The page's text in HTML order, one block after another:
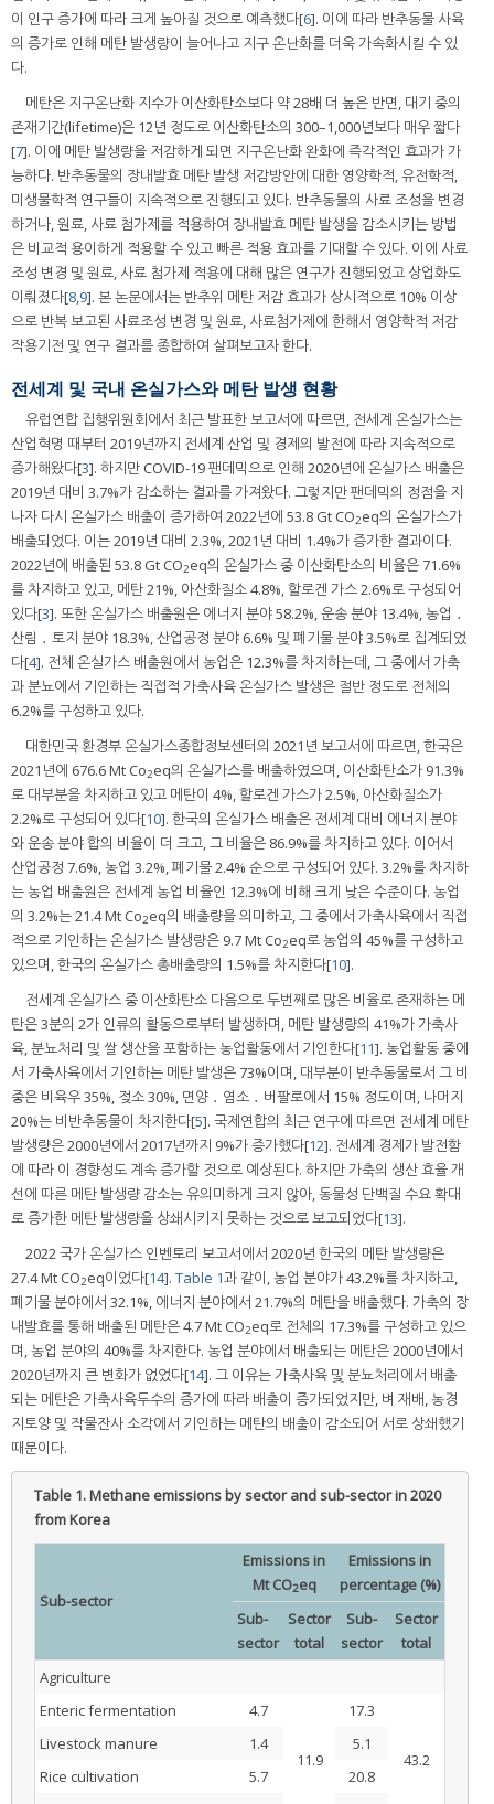
이 인구 증가에 따라 크게 높아질 것으로 예측했다[6]. 이에 따라 반추동물 사육
의 증가로 인해 메탄 발생량이 늘어나고 지구 온난화를 더욱 가속화시킬 수 있
다.
메탄은 지구온난화 지수가 이산화탄소보다 약 28배 더 높은 반면, 대기 중의
존재기간(lifetime)은 12년 정도로 이산화탄소의 300–1,000년보다 매우 짧다
[7]. 이에 메탄 발생량을 저감하게 되면 지구온난화 완화에 즉각적인 효과가 가
능하다. 반추동물의 장내발효 메탄 발생 저감방안에 대한 영양학적, 유전학적,
미생물학적 연구들이 지속적으로 진행되고 있다. 반추동물의 사료 조성을 변경
하거나, 원료, 사료 첨가제를 적용하여 장내발효 메탄 발생을 감소시키는 방법
은 비교적 용이하게 적용할 수 있고 빠른 적용 효과를 기대할 수 있다. 이에 사료
조성 변경 및 원료, 사료 첨가제 적용에 대해 많은 연구가 진행되었고 상업화도
이뤄졌다[8,9]. 본 논문에서는 반추위 메탄 저감 효과가 상시적으로 10% 이상
으로 반복 보고된 사료조성 변경 및 원료, 사료첨가제에 한해서 영양학적 저감
작용기전 및 연구 결과를 종합하여 살펴보고자 한다.
전세계 및 국내 온실가스와 메탄 발생 현황
유럽연합 집행위원회에서 최근 발표한 보고서에 따르면, 전세계 온실가스는
산업혁명 때부터 2019년까지 전세계 산업 및 경제의 발전에 따라 지속적으로
증가해왔다[3]. 하지만 COVID-19 팬데믹으로 인해 2020년에 온실가스 배출은
2019년 대비 3.7%가 감소하는 결과를 가져왔다. 그렇지만 팬데믹의 정점을 지
나자 다시 온실가스 배출이 증가하여 2022년에 53.8 Gt CO2eq의 온실가스가
배출되었다. 이는 2019년 대비 2.3%, 2021년 대비 1.4%가 증가한 결과이다.
2022년에 배출된 53.8 Gt CO2eq의 온실가스 중 이산화탄소의 비율은 71.6%
를 차지하고 있고, 메탄 21%, 아산화질소 4.8%, 할로겐 가스 2.6%로 구성되어
있다[3]. 또한 온실가스 배출원은 에너지 분야 58.2%, 운송 분야 13.4%, 농업 ․
산림 ․ 토지 분야 18.3%, 산업공정 분야 6.6% 및 폐기물 분야 3.5%로 집계되었
다[4]. 전체 온실가스 배출원에서 농업은 12.3%를 차지하는데, 그 중에서 가축
과 분뇨에서 기인하는 직접적 가축사육 온실가스 발생은 절반 정도로 전체의
6.2%를 구성하고 있다.
대한민국 환경부 온실가스종합정보센터의 2021년 보고서에 따르면, 한국은
2021년에 676.6 Mt Co2eq의 온실가스를 배출하였으며, 이산화탄소가 91.3%
로 대부분을 차지하고 있고 메탄이 4%, 할로겐 가스가 2.5%, 아산화질소가
2.2%로 구성되어 있다[10]. 한국의 온실가스 배출은 전세계 대비 에너지 분야
와 운송 분야 합의 비율이 더 크고, 그 비율은 86.9%를 차지하고 있다. 이어서
산업공정 7.6%, 농업 3.2%, 폐기물 2.4% 순으로 구성되어 있다. 3.2%를 차지하
는 농업 배출원은 전세계 농업 비율인 12.3%에 비해 크게 낮은 수준이다. 농업
의 3.2%는 21.4 Mt Co2eq의 배출량을 의미하고, 그 중에서 가축사육에서 직접
적으로 기인하는 온실가스 발생량은 9.7 Mt Co2eq로 농업의 45%를 구성하고
있으며, 한국의 온실가스 총배출량의 1.5%를 차지한다[10].
전세계 온실가스 중 이산화탄소 다음으로 두번째로 많은 비율로 존재하는 메
탄은 3분의 2가 인류의 활동으로부터 발생하며, 메탄 발생량의 41%가 가축사
육, 분뇨처리 및 쌀 생산을 포함하는 농업활동에서 기인한다[11]. 농업활동 중에
서 가축사육에서 기인하는 메탄 발생은 73%이며, 대부분이 반추동물로서 그 비
중은 비육우 35%, 젖소 30%, 면양 ․ 염소 ․ 버팔로에서 15% 정도이며, 나머지
20%는 비반추동물이 차지한다[5]. 국제연합의 최근 연구에 따르면 전세계 메탄
발생량은 2000년에서 2017년까지 9%가 증가했다[12]. 전세계 경제가 발전함
에 따라 이 경향성도 계속 증가할 것으로 예상된다. 하지만 가축의 생산 효율 개
선에 따른 메탄 발생량 감소는 유의미하게 크지 않아, 동물성 단백질 수요 확대
로 증가한 메탄 발생량을 상쇄시키지 못하는 것으로 보고되었다[13].
2022 국가 온실가스 인벤토리 보고서에서 2020년 한국의 메탄 발생량은
27.4 Mt CO2eq이었다[14]. Table 1과 같이, 농업 분야가 43.2%를 차지하고,
폐기물 분야에서 32.1%, 에너지 분야에서 21.7%의 메탄을 배출했다. 가축의 장
내발효를 통해 배출된 메탄은 4.7 Mt CO2eq로 전체의 17.3%를 구성하고 있으
며, 농업 분야의 40%를 차지한다. 농업 분야에서 배출되는 메탄은 2000년에서
2020년까지 큰 변화가 없었다[14]. 그 이유는 가축사육 및 분뇨처리에서 배출
되는 메탄은 가축사육두수의 증가에 따라 배출이 증가되었지만, 벼 재배, 농경
지토양 및 작물잔사 소각에서 기인하는 메탄의 배출이 감소되어 서로 상쇄했기
때문이다.
Table 1.Methane emissions by sector and sub-sector in 2020
from Korea
Sub-sector
Emissions in
Mt CO2eq
Emissions in
percentage (%)
Sub-
sector
Sector
total
Sub-
sector
Sector
total
Agriculture
Enteric fermentation
4.7
11.9
17.3
43.2
Livestock manure 1.4
5.1
Rice cultivation
5.7
20.8